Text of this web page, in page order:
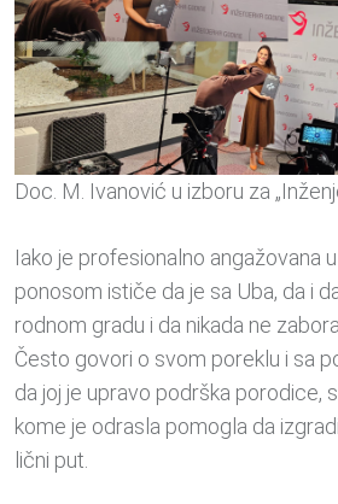
Doc. M. Ivanović u izboru za
Iako je profesionalno angažovana
ponosom ističe da je sa Uba, da i
rodnom gradu i da nikada ne
Često govori o svom poreklu i sa
da joj je upravo podrška porodice,
kome je odrasla pomogla da
lični put.